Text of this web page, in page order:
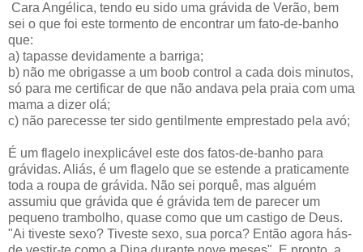
Cara Angélica, tendo eu sido uma grávida de Verão, bem
sei o que foi este tormento de encontrar um fato-de-banho
que:
a) tapasse devidamente a barriga;
b) não me obrigasse a um boob control a cada dois minutos,
só para me certificar de que não andava pela praia com uma
mama a dizer olá;
c) não parecesse ter sido gentilmente emprestado pela avó;
É um flagelo inexplicável este dos fatos-de-banho para
grávidas. Aliás, é um flagelo que se estende a praticamente
toda a roupa de grávida. Não sei porquê, mas alguém
assumiu que grávida que é grávida tem de parecer um
pequeno trambolho, quase como que um castigo de Deus.
"Ai tiveste sexo? Tiveste sexo, sua porca? Então agora hás-